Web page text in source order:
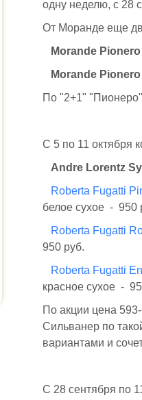
одну неделю, с 28
От Моранде еще
Morande
Morande
По "2+1" "Пионеро"
С 5 по 11 октября
Andre Lorentz
Roberta Fugatti
белое сухое - 950
Roberta Fugatti
950 руб.
Roberta Fugatti
красное сухое -
По акции цена
Сильванер по
вариантами и
С 28 сентября по